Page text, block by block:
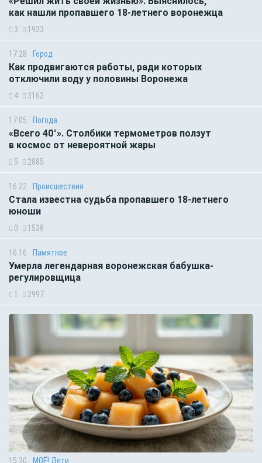
как нашли пропавшего 18-летнего воронежца
3 1923
17:28 Город
Как продвигаются работы, ради которых
отключили воду у половины Воронежа
4 3162
17:05 Погода
«Всего 40°». Столбики термометров ползут
в космос от невероятной жары
5 2885
16:22 Происшествия
Стала известна судьба пропавшего 18-летнего
юноши
0 1538
16:16 Памятное
Умерла легендарная воронежская бабушка-
регулировщица
1 2997
15:30 МОЁ! Дети